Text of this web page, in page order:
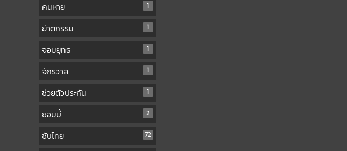
คนหาย 1
ฆ่าตกรรม 1
จอมยุทธ 1
จักรวาล 1
ช่วยตัวประกัน 1
ซอมบี้ 2
ซับไทย 72